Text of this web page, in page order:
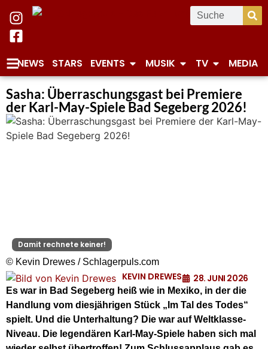
NEWS STARS EVENTS MUSIK TV MEDIA
Sasha: Überraschungsgast bei Premiere
der Karl-May-Spiele Bad Segeberg 2026!
Damit rechnete keiner!
© Kevin Drewes / Schlagerpuls.com
KEVIN DREWES 28. JUNI 2026
Es war in Bad Segeberg heiß wie in Mexiko, in der die
Handlung vom diesjährigen Stück „Im Tal des Todes“
spielt. Und die Unterhaltung? Die war auf Weltklasse-
Niveau. Die legendären Karl-May-Spiele haben sich mal